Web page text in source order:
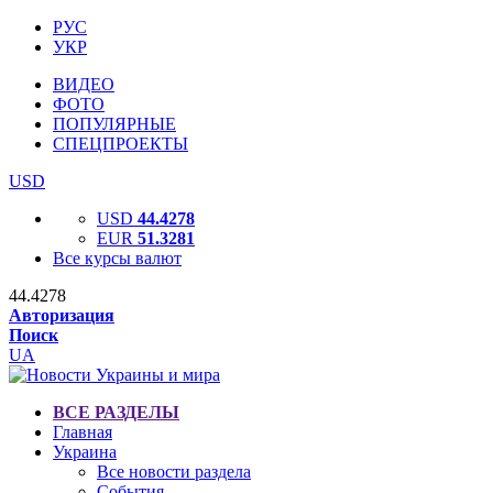
РУС
УКР
ВИДЕО
ФОТО
ПОПУЛЯРНЫЕ
СПЕЦПРОЕКТЫ
USD
USD 44.4278
EUR 51.3281
Все курсы валют
44.4278
Авторизация
Поиск
UA
ВСЕ РАЗДЕЛЫ
Главная
Украина
Все новости раздела